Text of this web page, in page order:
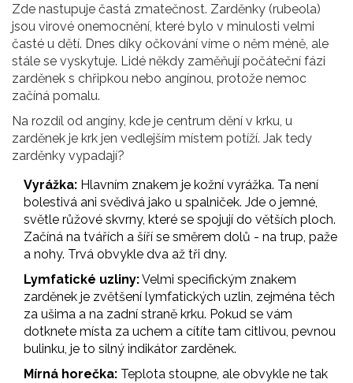
Zde nastupuje častá zmatečnost. Zarděnky (rubeola)
jsou virové onemocnění, které bylo v minulosti velmi
časté u dětí. Dnes díky očkování víme o něm méně, ale
stále se vyskytuje. Lidé někdy zaměňují počáteční fázi
zarděnek s chřipkou nebo angínou, protože nemoc
začíná pomalu.
Na rozdíl od angíny, kde je centrum dění v krku, u
zarděnek je krk jen vedlejším místem potíží. Jak tedy
zarděnky vypadají?
Vyrážka: Hlavním znakem je kožní vyrážka. Ta není
bolestivá ani svědivá jako u spalniček. Jde o jemné,
světle růžové skvrny, které se spojují do větších ploch.
Začíná na tvářích a šíří se směrem dolů - na trup, paže
a nohy. Trvá obvykle dva až tři dny.
Lymfatické uzliny:Velmi specifickým znakem
zarděnek je zvětšení lymfatických uzlin, zejména těch
za ušima a na zadní straně krku. Pokud se vám
dotknete místa za uchem a cítíte tam citlivou, pevnou
bulinku, je to silný indikátor zarděnek.
Mírná horečka: Teplota stoupne, ale obvykle ne tak